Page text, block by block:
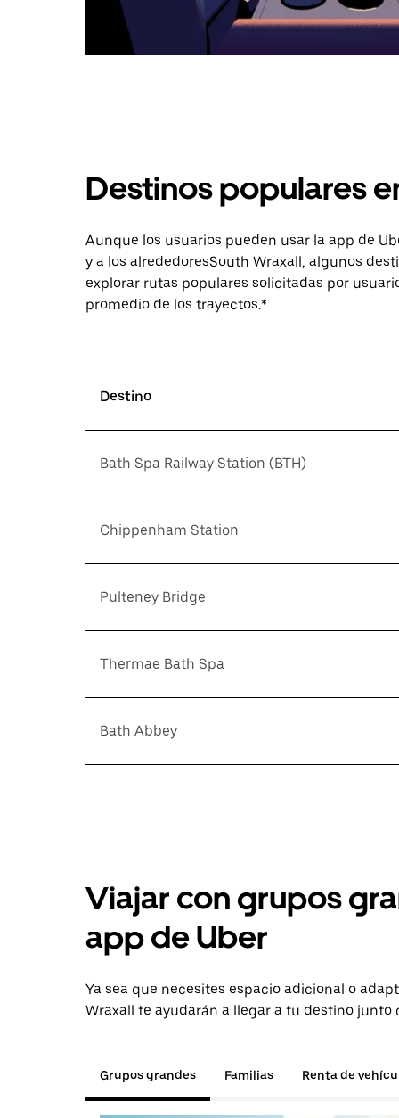
Destinos populares
Aunque los usuarios pueden usar la app de
y a los alrededoresSouth Wraxall, algunos
explorar rutas populares solicitadas por
promedio de los trayectos.*
Destino
Bath Spa Railway Station (BTH)
Chippenham Station
Pulteney Bridge
Thermae Bath Spa
Bath Abbey
Viajar con grupos
app de Uber
Ya sea que necesites espacio adicional o
Wraxall te ayudarán a llegar a tu destino junto
Grupos grandes Familias Renta de